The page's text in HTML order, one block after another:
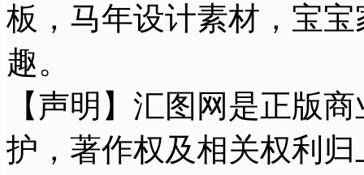
板，马年设计素材，宝
趣。
【声明】汇图网是正版
护，著作权及相关权利